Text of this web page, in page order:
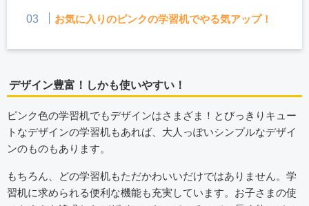
お気に入りのピンクの学習机でやる気アップ！
デザイン豊富！しかも使いやすい！
ピンク色の学習机でもデザインはさまざま！とびっきりキュー
トなデザインの学習机もあれば、大人っぽいシンプルなデザイ
ンのものもあります。
もちろん、どの学習机もただかわいいだけではありません。学
習机に求められる便利な機能も充実しています。お子さまの使